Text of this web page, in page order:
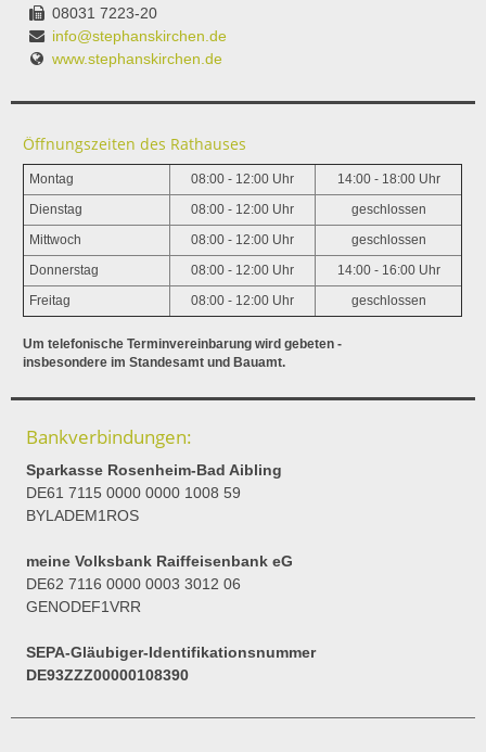
08031 7223-20
info@stephanskirchen.de
www.stephanskirchen.de
Öffnungszeiten des Rathauses
Montag 08:00 - 12:00 Uhr 14:00 - 18:00 Uhr
Dienstag 08:00 - 12:00 Uhr geschlossen
Mittwoch 08:00 - 12:00 Uhr geschlossen
Donnerstag 08:00 - 12:00 Uhr 14:00 - 16:00 Uhr
Freitag 08:00 - 12:00 Uhr geschlossen
Um telefonische Terminvereinbarung wird gebeten -
insbesondere im Standesamt und Bauamt.
Bankverbindungen:
Sparkasse Rosenheim-Bad Aibling
DE61 7115 0000 0000 1008 59
BYLADEM1ROS
meine Volksbank Raiffeisenbank eG
DE62 7116 0000 0003 3012 06
GENODEF1VRR
SEPA-Gläubiger-Identifikationsnummer
DE93ZZZ00000108390